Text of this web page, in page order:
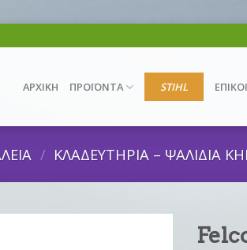
ΑΡΧΙΚΗ ΠΡΟΪΟΝΤΑ STIHL
/ ΚΛΑΔΕΥΤΗΡΙΑ – ΨΑΛΙΔΙΑ